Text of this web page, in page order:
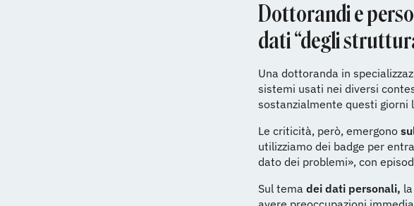
Dottorandi e
dati “degli
Una dottoranda in
sistemi usati nei diversi
sostanzialmente questi giorni
Le criticità, però, emergono
utilizziamo dei badge per
dato dei problemi», con
Sul tema dei dati personali,